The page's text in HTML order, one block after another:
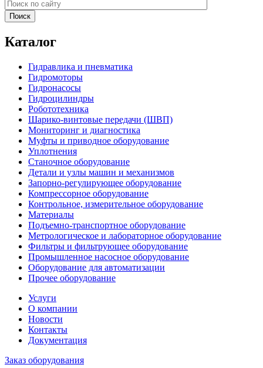
Каталог
Гидравлика и пневматика
Гидромоторы
Гидронасосы
Гидроцилиндры
Робототехника
Шарико-винтовые передачи (ШВП)
Мониторинг и диагностика
Муфты и приводное оборудование
Уплотнения
Станочное оборудование
Детали и узлы машин и механизмов
Запорно-регулирующее оборудование
Компрессорное оборудование
Контрольное, измерительное оборудование
Материалы
Подъемно-транспортное оборудование
Метрологическое и лабораторное оборудование
Фильтры и фильтрующее оборудование
Промышленное насосное оборудование
Оборудование для автоматизации
Прочее оборудование
Услуги
О компании
Новости
Контакты
Документация
Заказ оборудования